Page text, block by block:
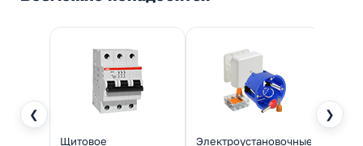
❮ ❯
Щитовое
Электроустановочные